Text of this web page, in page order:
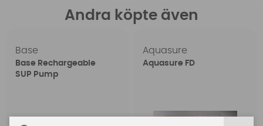
Andra köpte även
Base
Base Rechargeable
SUP Pump
Aquasure
Aquasure FD